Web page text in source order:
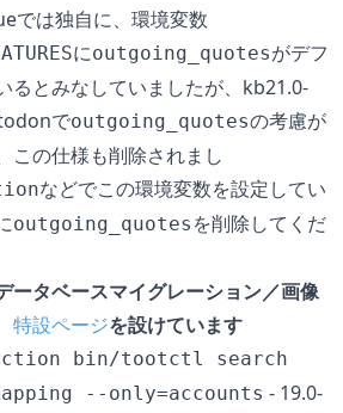
では独自に、環境変数
にoutgoing_quotesがデフ
るとみなしていましたが、kb21.0-
でoutgoing_quotesの考慮が
この仕様も削除されまし
などでこの環境変数を設定してい
outgoing_quotes を削除してくだ
ータベースマイグレーション／画像
特設ページを設けています
bin/tootctl search
--only=accounts - 19.0-